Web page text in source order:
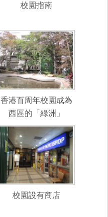
校園指南
香港百周年校園成為
西區的「綠洲」
校園設有商店